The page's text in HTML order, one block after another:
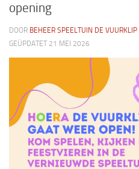
opening
DOOR BEHEER SPEELTUIN DE VUURKLIP
GEÜPDATET 21 MEI 2026